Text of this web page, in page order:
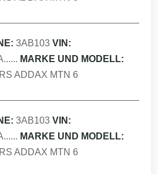
3AB103 VIN:
MARKE UND MODELL:
ADDAX MTN 6
3AB103 VIN:
MARKE UND MODELL:
ADDAX MTN 6